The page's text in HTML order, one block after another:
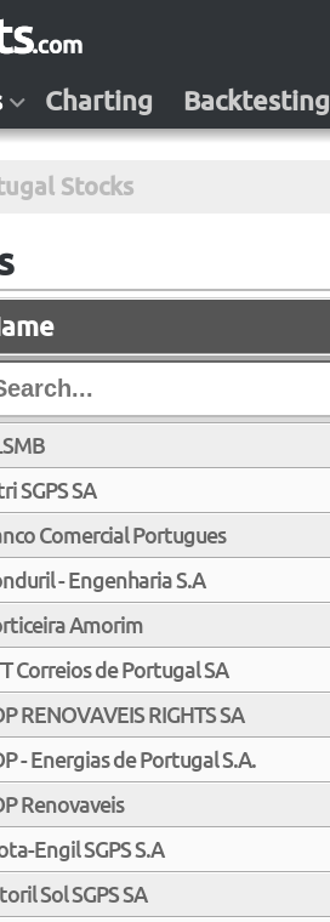
Charting Backtesting
Stocks
SGPS SA
Comercial Portugues
- Engenharia S.A
Amorim
Correios de Portugal SA
RENOVAVEIS RIGHTS SA
- Energias de Portugal S.A.
Renovaveis
Engil SGPS S.A
Sol SGPS SA